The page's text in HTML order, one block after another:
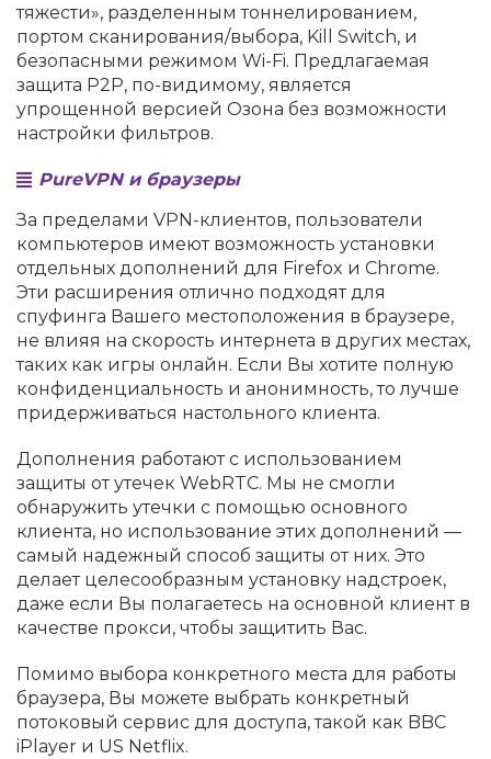
тяжести», разделенным тоннелированием,
портом сканирования/выбора, Kill Switch, и
безопасными режимом Wi-Fi. Предлагаемая
защита P2P, по-видимому, является
упрощенной версией Озона без возможности
настройки фильтров.
PureVPN и браузеры
За пределами VPN-клиентов, пользователи
компьютеров имеют возможность установки
отдельных дополнений для Firefox и Chrome.
Эти расширения отлично подходят для
спуфинга Вашего местоположения в браузере,
не влияя на скорость интернета в других местах,
таких как игры онлайн. Если Вы хотите полную
конфиденциальность и анонимность, то лучше
придерживаться настольного клиента.
Дополнения работают с использованием
защиты от утечек WebRTC. Мы не смогли
обнаружить утечки с помощью основного
клиента, но использование этих дополнений —
самый надежный способ защиты от них. Это
делает целесообразным установку надстроек,
даже если Вы полагаетесь на основной клиент в
качестве прокси, чтобы защитить Вас.
Помимо выбора конкретного места для работы
браузера, Вы можете выбрать конкретный
потоковый сервис для доступа, такой как BBC
iPlayer и US Netflix.